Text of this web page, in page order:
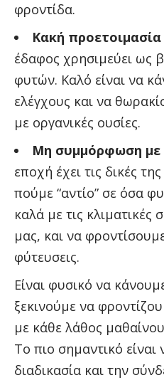
φροντίδα.
Κακή
έδαφος χρησιμεύει ως
φυτών. Καλό είναι να
ελέγχους και να
με οργανικές ουσίες.
Μη συμμόρφωση με
εποχή έχει τις δικές
πούμε “αντίο” σε όσα
καλά με τις κλιματικές
μας, και να
φύτευσεις.
Είναι φυσικό να
ξεκινούμε να
με κάθε λάθος
Το πιο σημαντικό
διαδικασία και την